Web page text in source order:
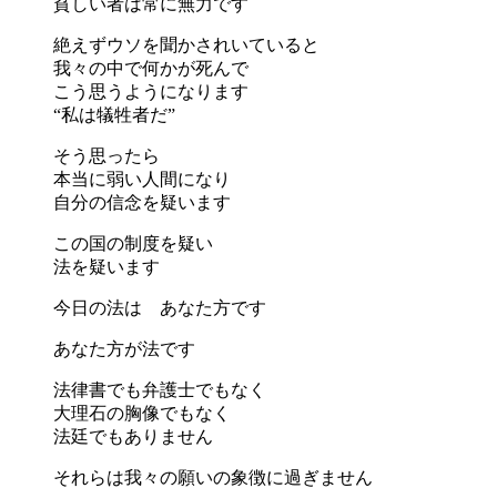
絶えずウソを聞かされいていると
我々の中で何かが死んで
こう思うようになります
“私は犠牲者だ”
そう思ったら
本当に弱い人間になり
自分の信念を疑います
この国の制度を疑い
法を疑います
今日の法は あなた方です
あなた方が法です
法律書でも弁護士でもなく
大理石の胸像でもなく
法廷でもありません
それらは我々の願いの象徴に過ぎません